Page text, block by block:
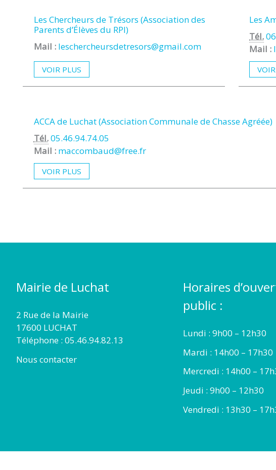
Les Chercheurs de Trésors (Association des
Parents d’Élèves du RPI)
Mail : leschercheursdetresors@gmail.com
VOIR PLUS
Les
Tél.
Mail :
ACCA de Luchat (Association Communale de Chasse Agréée)
Tél.05.46.94.74.05
Mail : maccombaud@free.fr
VOIR PLUS
Mairie de Luchat
2 Rue de la Mairie
17600 LUCHAT
Téléphone : 05.46.94.82.13
Nous contacter
Horaires
public :
Lundi : 9h00 – 12h30
Mardi : 14h00 – 17h30
Mercredi : 14h00 –
Jeudi : 9h00 – 12h30
Vendredi : 13h30 –